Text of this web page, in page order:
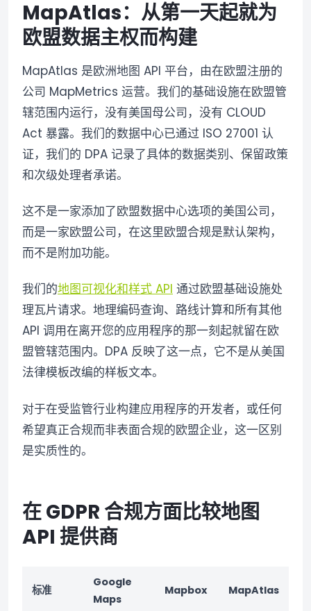
MapAtlas：从第一天起就为
欧盟数据主权而构建
MapAtlas 是欧洲地图 API 平台，由在欧盟注册的
公司 MapMetrics 运营。我们的基础设施在欧盟管
辖范围内运行，没有美国母公司，没有 CLOUD
Act 暴露。我们的数据中心已通过 ISO 27001 认
证，我们的 DPA 记录了具体的数据类别、保留政策
和次级处理者承诺。
这不是一家添加了欧盟数据中心选项的美国公司，
而是一家欧盟公司，在这里欧盟合规是默认架构，
而不是附加功能。
我们的地图可视化和样式 API 通过欧盟基础设施处
理瓦片请求。地理编码查询、路线计算和所有其他
API 调用在离开您的应用程序的那一刻起就留在欧
盟管辖范围内。DPA 反映了这一点，它不是从美国
法律模板改编的样板文本。
对于在受监管行业构建应用程序的开发者，或任何
希望真正合规而非表面合规的欧盟企业，这一区别
是实质性的。
在 GDPR 合规方面比较地图
API 提供商
标准
Google
Maps
Mapbox MapAtlas